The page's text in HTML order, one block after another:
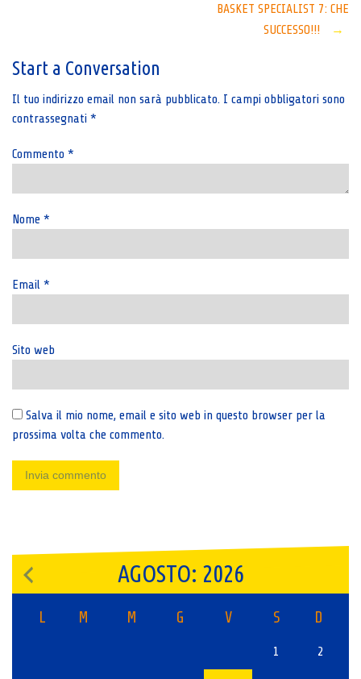
BASKET SPECIALIST 7: CHE
SUCCESSO!!!
→
Start a Conversation
Il tuo indirizzo email non sarà pubblicato. I campi obbligatori sono
contrassegnati *
Commento *
Nome *
Email *
Sito web
Salva il mio nome, email e sito web in questo browser per la
prossima volta che commento.
AGOSTO: 2026
L M M G V S D
1 2